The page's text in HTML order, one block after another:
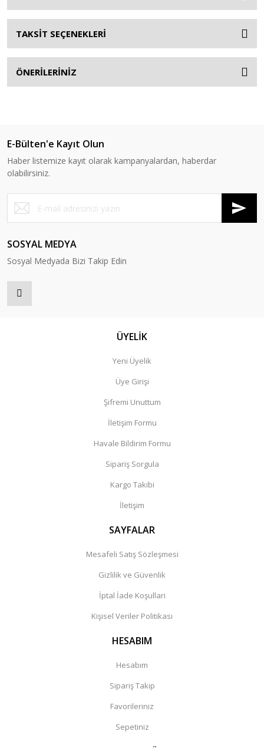
TAKSİT SEÇENEKLERİ
ÖNERİLERİNİZ
E-Bülten'e Kayıt Olun
Haber listemize kayıt olarak kampanyalardan, haberdar
olabilirsiniz.
SOSYAL MEDYA
Sosyal Medyada Bizi Takip Edin
ÜYELİK
Yeni Üyelik
Üye Girişi
Şifremi Unuttum
İletişim Formu
Havale Bildirim Formu
Sipariş Sorgula
Kargo Takibi
İletişim
SAYFALAR
Mesafeli Satış Sözleşmesi
Gizlilik ve Güvenlik
İptal İade Koşullari
Kişisel Veriler Politikası
HESABIM
Hesabım
Sipariş Takip
Favorileriniz
Sepetiniz